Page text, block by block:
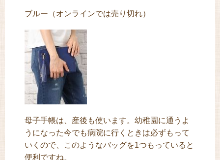
ブルー（オンラインでは売り切れ）
母子手帳は、産後も使います。幼稚園に通うよ
うになった今でも病院に行くときは必ずもって
いくので、このようなバッグを1つもっていると
便利ですね。